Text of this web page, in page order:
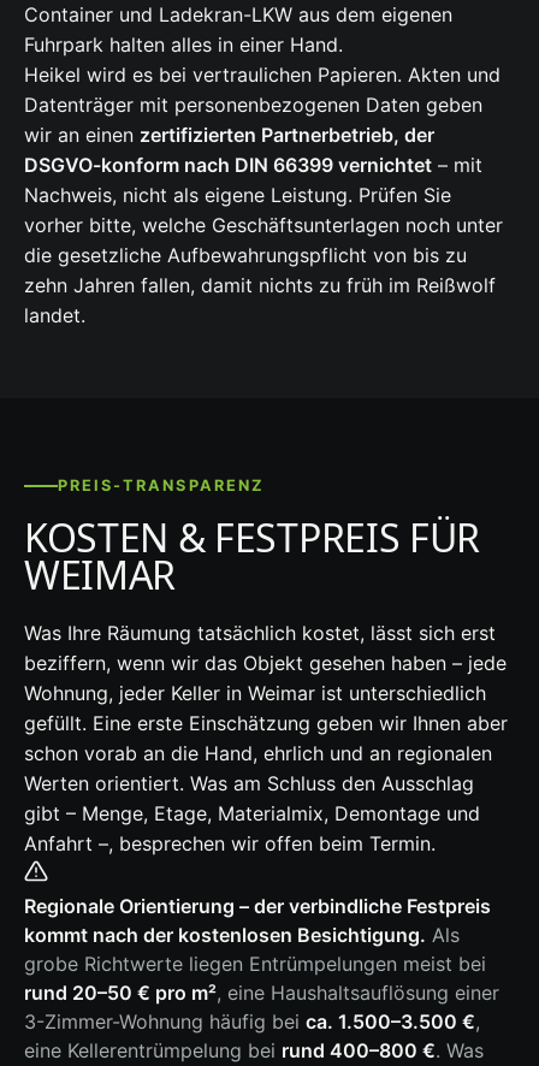
Container und Ladekran-LKW aus dem eigenen
Fuhrpark halten alles in einer Hand.
Heikel wird es bei vertraulichen Papieren. Akten und
Datenträger mit personenbezogenen Daten geben
wir an einen zertifizierten Partnerbetrieb, der
DSGVO-konform nach DIN 66399 vernichtet – mit
Nachweis, nicht als eigene Leistung. Prüfen Sie
vorher bitte, welche Geschäftsunterlagen noch unter
die gesetzliche Aufbewahrungspflicht von bis zu
zehn Jahren fallen, damit nichts zu früh im Reißwolf
landet.
PREIS-TRANSPARENZ
KOSTEN & FESTPREIS FÜR
WEIMAR
Was Ihre Räumung tatsächlich kostet, lässt sich erst
beziffern, wenn wir das Objekt gesehen haben – jede
Wohnung, jeder Keller in Weimar ist unterschiedlich
gefüllt. Eine erste Einschätzung geben wir Ihnen aber
schon vorab an die Hand, ehrlich und an regionalen
Werten orientiert. Was am Schluss den Ausschlag
gibt – Menge, Etage, Materialmix, Demontage und
Anfahrt –, besprechen wir offen beim Termin.
Regionale Orientierung – der verbindliche Festpreis
kommt nach der kostenlosen Besichtigung. Als
grobe Richtwerte liegen Entrümpelungen meist bei
rund 20–50 € pro m², eine Haushaltsauflösung einer
3-Zimmer-Wohnung häufig bei ca. 1.500–3.500 €,
eine Kellerentrümpelung bei rund 400–800 €. Was